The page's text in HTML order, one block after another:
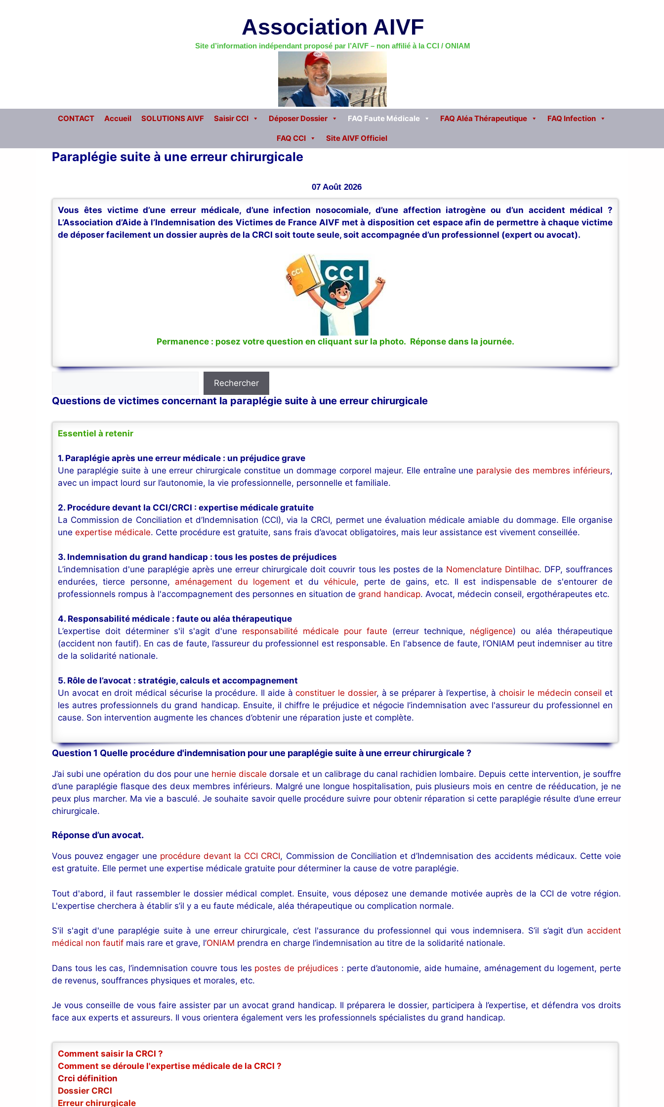
Association AIVF
Site d’information indépendant proposé par l’AIVF – non affilié à la CCI / ONIAM
CONTACT Accueil SOLUTIONS AIVF Saisir CCI Déposer Dossier FAQ Faute Médicale FAQ Aléa Thérapeutique FAQ Infection
FAQ CCI Site AIVF Officiel
Paraplégie suite à une erreur chirurgicale
07 Août 2026
Vous êtes victime d’une erreur médicale, d’une infection nosocomiale, d’une affection iatrogène ou d’un accident médical ?
L’Association d’Aide à l’Indemnisation des Victimes de France AIVF met à disposition cet espace afin de permettre à chaque victime
de déposer facilement un dossier auprès de la CRCI soit toute seule, soit accompagnée d’un professionnel (expert ou avocat).
Permanence : posez votre question en cliquant sur la photo. Réponse dans la journée.
Rechercher
Questions de victimes concernant la paraplégie suite à une erreur chirurgicale
Essentiel à retenir
1. Paraplégie après une erreur médicale : un préjudice grave
Une paraplégie suite à une erreur chirurgicale constitue un dommage corporel majeur. Elle entraîne une paralysie des membres inférieurs,
avec un impact lourd sur l’autonomie, la vie professionnelle, personnelle et familiale.
2. Procédure devant la CCI/CRCI : expertise médicale gratuite
La Commission de Conciliation et d’Indemnisation (CCI), via la CRCI, permet une évaluation médicale amiable du dommage. Elle organise
une expertise médicale. Cette procédure est gratuite, sans frais d’avocat obligatoires, mais leur assistance est vivement conseillée.
3. Indemnisation du grand handicap : tous les postes de préjudices
L’indemnisation d'une paraplégie après une erreur chirurgicale doit couvrir tous les postes de la Nomenclature Dintilhac. DFP, souffrances
endurées, tierce personne, aménagement du logementet duvéhicule, perte de gains, etc. Il est indispensable de s'entourer de
professionnels rompus à l'accompagnement des personnes en situation de grand handicap. Avocat, médecin conseil, ergothérapeutes etc.
4. Responsabilité médicale : faute ou aléa thérapeutique
L’expertise doit déterminer s'il s'agit d'une responsabilité médicale pour faute (erreur technique, négligence) ou aléa thérapeutique
(accident non fautif). En cas de faute, l’assureur du professionnel est responsable. En l'absence de faute, l’ONIAM peut indemniser au titre
de la solidarité nationale.
5. Rôle de l’avocat : stratégie, calculs et accompagnement
Un avocat en droit médical sécurise la procédure. Il aide àconstituer le dossier, à se préparer à l’expertise, à choisir le médecin conseil et
les autres professionnels du grand handicap. Ensuite, il chiffre le préjudice et négocie l’indemnisation avec l'assureur du professionnel en
cause. Son intervention augmente les chances d’obtenir une réparation juste et complète.
Question 1 Quelle procédure d'indemnisation pour une paraplégie suite à une erreur chirurgicale ?
J’ai subi une opération du dos pour une hernie discaledorsale et un calibrage du canal rachidien lombaire. Depuis cette intervention, je souffre
d’une paraplégie flasque des deux membres inférieurs. Malgré une longue hospitalisation, puis plusieurs mois en centre de rééducation, je ne
peux plus marcher. Ma vie a basculé. Je souhaite savoir quelle procédure suivre pour obtenir réparation si cette paraplégie résulte d’une erreur
chirurgicale.
Réponse d’un avocat.
Vous pouvez engager une procédure devant la CCI CRCI, Commission de Conciliation et d’Indemnisation des accidents médicaux. Cette voie
est gratuite. Elle permet une expertise médicale gratuite pour déterminer la cause de votre paraplégie.
Tout d'abord, il faut rassembler le dossier médical complet. Ensuite, vous déposez une demande motivée auprès de la CCI de votre région.
L'expertise cherchera à établir s’il y a eu faute médicale, aléa thérapeutique ou complication normale.
S'il s'agit d'une paraplégie suite à une erreur chirurgicale, c’est l'assurance du professionnel qui vous indemnisera. S’il s’agit d’un accident
médical non fautif mais rare et grave, l’ONIAM prendra en charge l’indemnisation au titre de la solidarité nationale.
Dans tous les cas, l’indemnisation couvre tous les postes de préjudices : perte d’autonomie, aide humaine, aménagement du logement, perte
de revenus, souffrances physiques et morales, etc.
Je vous conseille de vous faire assister par un avocat grand handicap. Il préparera le dossier, participera à l’expertise, et défendra vos droits
face aux experts et assureurs. Il vous orientera également vers les professionnels spécialistes du grand handicap.
Comment saisir la CRCI ?
Comment se déroule l'expertise médicale de la CRCI ?
Crci définition
Dossier CRCI
Erreur chirurgicale